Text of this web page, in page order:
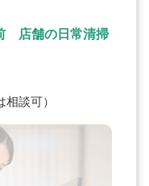
店舗の日常清掃
談可）